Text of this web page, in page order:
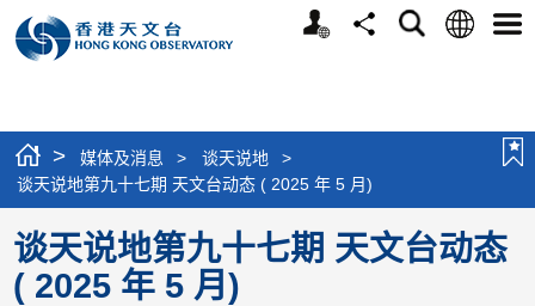
个
分
搜
语
选
> 媒体及消息 > 谈天说地
>
谈天说地第九十七期 天文台动态 ( 2025 年 5 月)
谈天说地第九十七期 天文台动态
( 2025 年 5 月)